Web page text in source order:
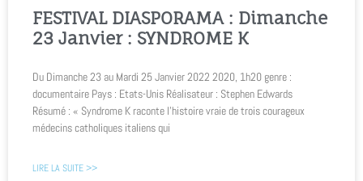
FESTIVAL DIASPORAMA : Dimanche
23 Janvier : SYNDROME K
Du Dimanche 23 au Mardi 25 Janvier 2022 2020, 1h20 genre :
documentaire Pays : Etats-Unis Réalisateur : Stephen Edwards
Résumé : « Syndrome K raconte l’histoire vraie de trois courageux
médecins catholiques italiens qui
LIRE LA SUITE >>